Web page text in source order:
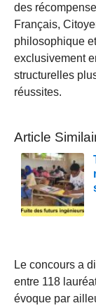
des
Français,
philosophique
exclusivement
structurelles
réussites.
Article
Le concours a
entre 118
évoque par